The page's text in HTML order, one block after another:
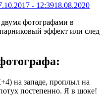
- 12:3918.08.2020
фотографами в
эффект или след
на западе, проплыл на
постепенно. Я в шоке!